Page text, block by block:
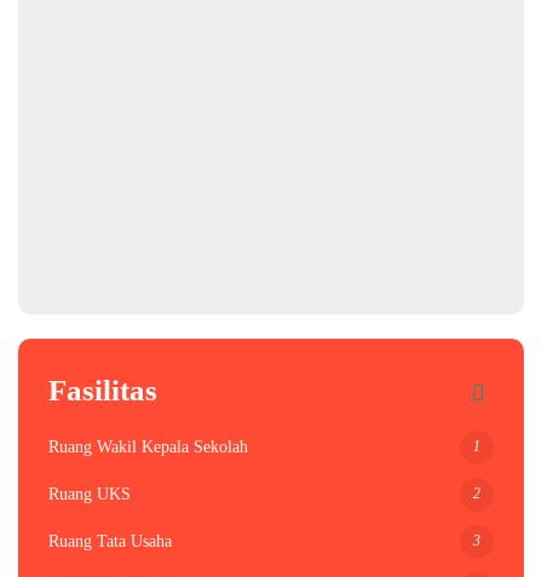
Fasilitas
Ruang Wakil Kepala Sekolah 1
Ruang UKS 2
Ruang Tata Usaha 3